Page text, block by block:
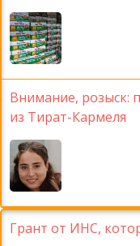
Внимание, розыск:
из Тират-Кармеля
Грант от ИНС,